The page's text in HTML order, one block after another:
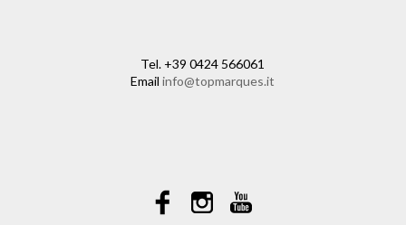
Tel. +39 0424 566061
Email info@topmarques.it